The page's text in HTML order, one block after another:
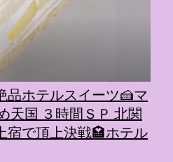
品ホテルスイーツ🍰マ
天国 ３時間ＳＰ 北関
宿で頂上決戦🏩ホテル